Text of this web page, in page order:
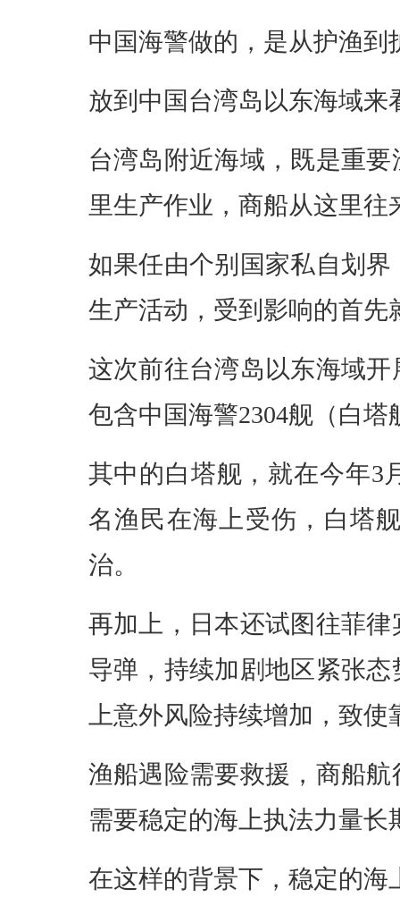
中国海警做的，是从护渔到
放到中国台湾岛以东海域来
台湾岛附近海域，既是重
里生产作业，商船从这里往
如果任由个别国家私自划
生产活动，受到影响的首
这次前往台湾岛以东海域
包含中国海警2304舰（白
其中的白塔舰，就在今年3
名渔民在海上受伤，白塔
治。
再加上，日本还试图往菲
导弹，持续加剧地区紧张
上意外风险持续增加，致
渔船遇险需要救援，商船
需要稳定的海上执法力量长
在这样的背景下，稳定的